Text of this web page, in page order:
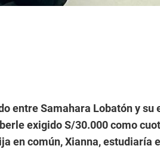
entre Samahara Lobatón y su
exigido S/30.000 como
en común, Xianna, estudiaría